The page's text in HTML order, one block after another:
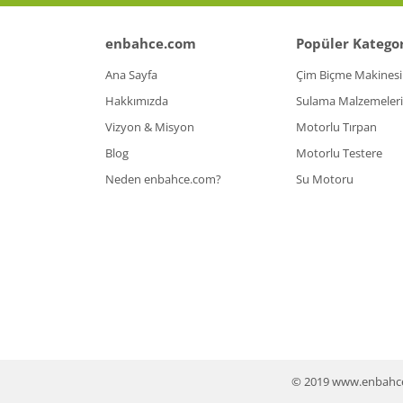
enbahce.com
Ana Sayfa
Hakkımızda
Vizyon & Misyon
Blog
Neden enbahce.com?
Popüler
Çim Biçme Makinesi
Sulama Malzemeleri
Motorlu Tırpan
Motorlu Testere
Su Motoru
© 2019